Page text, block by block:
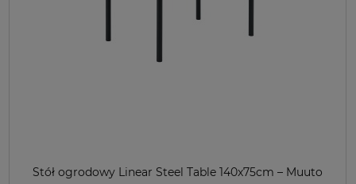
Stół ogrodowy Linear Steel Table 140x75cm – Muuto